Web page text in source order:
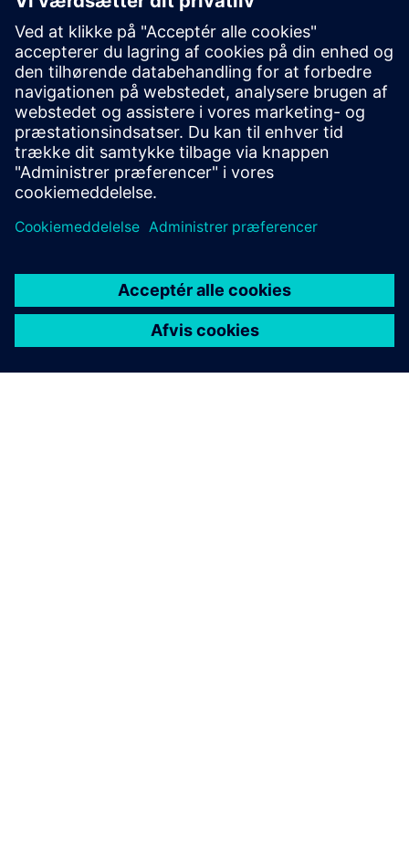
På vej til det industrielle metavers
TechnoVision 2025 Din gateway til banebrydende
innovation
Metaverse åben kaskadevideo
Forudsætninger
ingen